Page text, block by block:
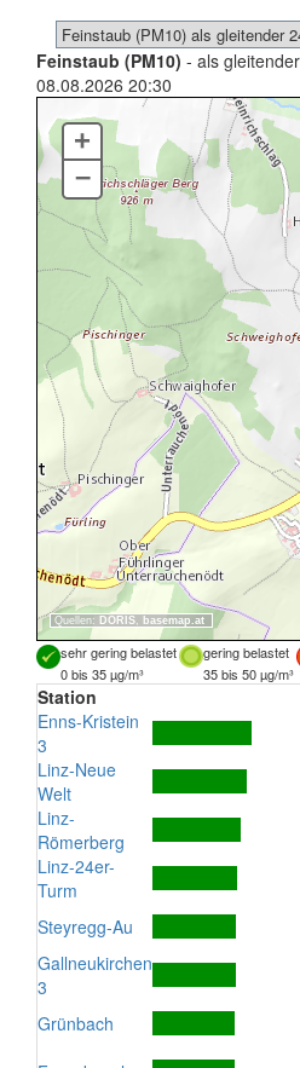
Feinstaub (PM10) - als
08.08.2026 20:30
Quellen: DORIS, basemap.at
+
–
sehr gering belastet gering belastet
0 bis 35 µg/m³
35 bis 50 µg/m³
Station
Enns-Kristein
3
Linz-Neue
Welt
Linz-
Römerberg
Linz-24er-
Turm
Steyregg-Au
Gallneukirchen
3
Grünbach